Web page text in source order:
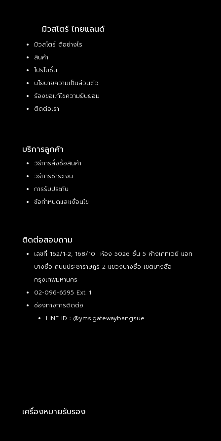
มิวสโตร์ ไทยแลนด์
มิวสโตร์ ดีอย่างไร
สินค้า
โปรโมชั่น
นโยบายความเป็นส่วนตัว
ร้องขอแก้ไขความยินยอม
ติดต่อเรา
บริการลูกค้า
วิธีการสั่งซื้อสินค้า
วิธีการชำระเงิน
การรับประกัน
ข้อกำหนดและเงื่อนไข
ติดต่อสอบถาม
เลขที่ 162/1-2, 168/10 ห้อง 5026 ชั้น 5 ห้างเกทเวย์ แอท
บางซื่อ ถนนประชาราษฎร์ 2 แขวงบางซื่อ เขตบางซื่อ
กรุงเทพมหานคร
02-096-6595 Ext. 1
ช่องทางการติดต่อ
LINE ID : @yms.gatewaybangsue
เครื่องหมายรับรอง